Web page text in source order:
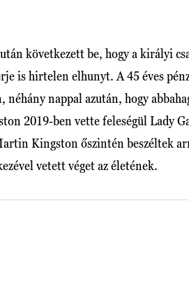
következett be, hogy a királyi
is hirtelen elhunyt. A 45 éves
nappal azután, hogy
2019-ben vette feleségül Lady
Kingston őszintén beszéltek
vetett véget az életének.